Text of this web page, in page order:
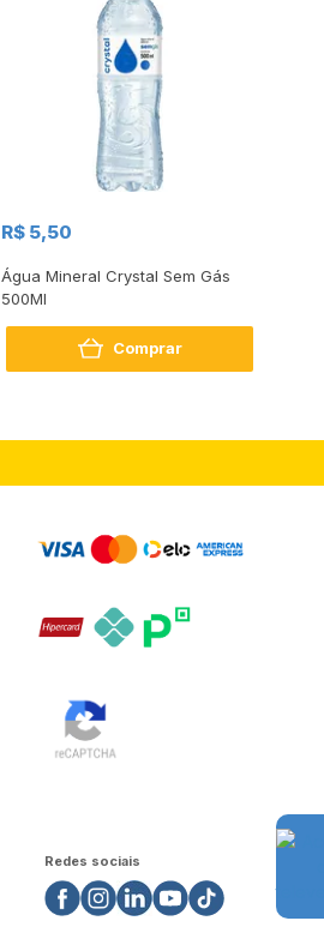
R$ 5,50
Água Mineral Crystal Sem Gás
500Ml
Comprar
Redes sociais